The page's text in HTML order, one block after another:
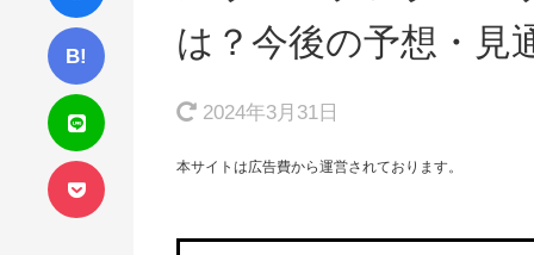
B!
は？今後の予想・見
2024年3月31日
本サイトは広告費から運営されております。